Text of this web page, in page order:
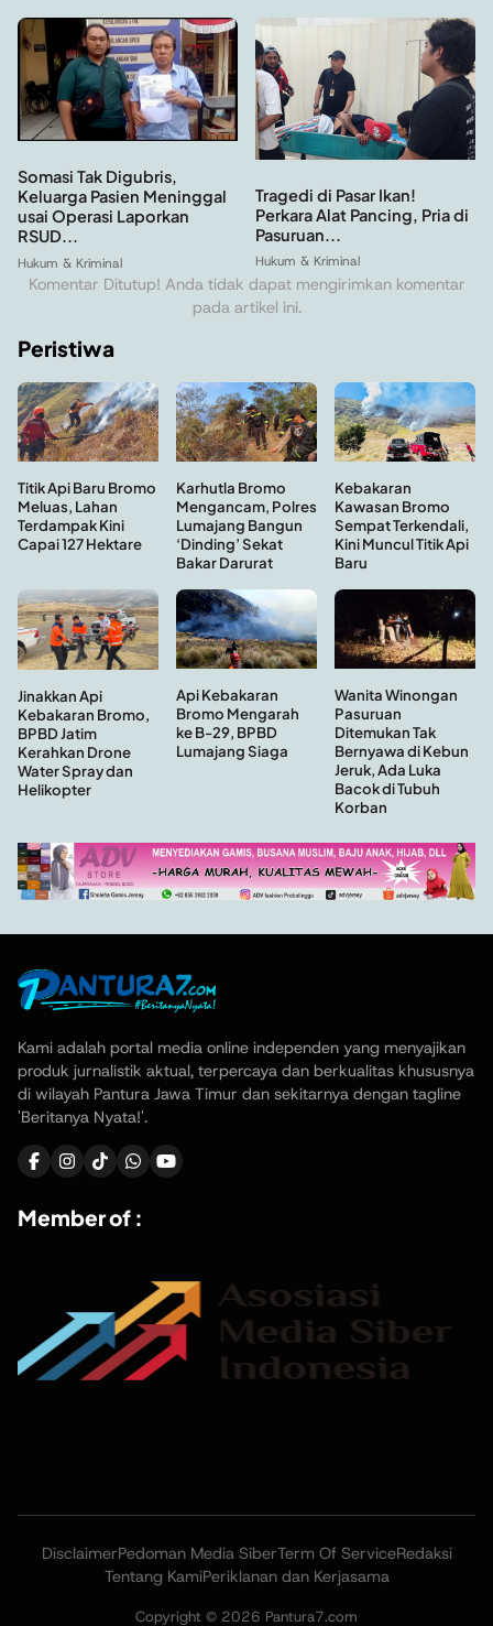
Somasi Tak Digubris,
Keluarga Pasien Meninggal
usai Operasi Laporkan
RSUD...
Hukum & Kriminal
Tragedi di Pasar Ikan!
Perkara Alat Pancing, Pria di
Pasuruan...
Hukum & Kriminal
Komentar Ditutup! Anda tidak dapat mengirimkan komentar
pada artikel ini.
Peristiwa
Titik Api Baru Bromo
Meluas, Lahan
Terdampak Kini
Capai 127 Hektare
Karhutla Bromo
Mengancam, Polres
Lumajang Bangun
‘Dinding’ Sekat
Bakar Darurat
Kebakaran
Kawasan Bromo
Sempat Terkendali,
Kini Muncul Titik Api
Baru
Jinakkan Api
Kebakaran Bromo,
BPBD Jatim
Kerahkan Drone
Water Spray dan
Helikopter
Api Kebakaran
Bromo Mengarah
ke B-29, BPBD
Lumajang Siaga
Wanita Winongan
Pasuruan
Ditemukan Tak
Bernyawa di Kebun
Jeruk, Ada Luka
Bacok di Tubuh
Korban
Kami adalah portal media online independen yang menyajikan
produk jurnalistik aktual, terpercaya dan berkualitas khususnya
di wilayah Pantura Jawa Timur dan sekitarnya dengan tagline
'Beritanya Nyata!'.
Member of :
DisclaimerPedoman Media SiberTerm Of ServiceRedaksi
Tentang KamiPeriklanan dan Kerjasama
Copyright © 2026 Pantura7.com